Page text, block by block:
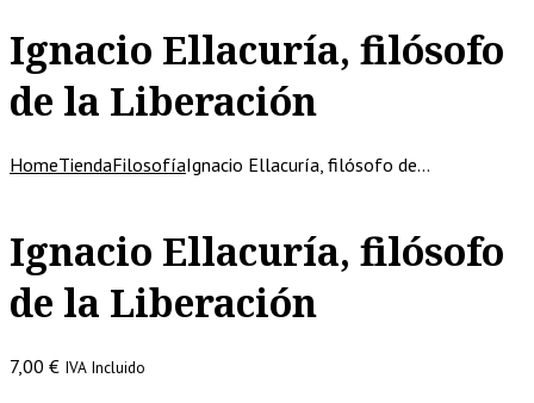
Ignacio Ellacuría, filósofo
de la Liberación
HomeTiendaFilosofíaIgnacio Ellacuría, filósofo de…
Ignacio Ellacuría, filósofo
de la Liberación
7,00 € IVA Incluido